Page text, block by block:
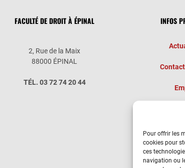
Pour offrir les
cookies pour
ces
navigation ou
FACULTÉ DE DROIT À ÉPINAL
2, Rue de la Maix
88000 ÉPINAL
TÉL. 03 72 74 20 44
INFOS